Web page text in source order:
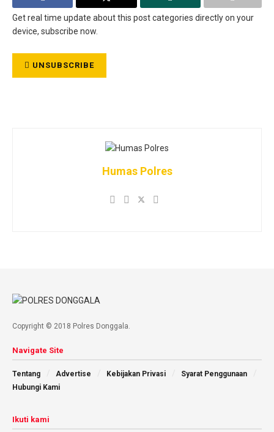
Get real time update about this post categories directly on your
device, subscribe now.
UNSUBSCRIBE
Humas Polres
Copyright © 2018 Polres Donggala.
Navigate Site
Tentang Advertise Kebijakan Privasi
Syarat Penggunaan
Hubungi Kami
Ikuti kami